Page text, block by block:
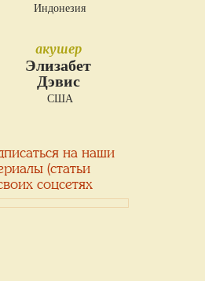
Индонезия
акушер
Элизабет
Дэвис
США
на наши
(статьи
соцсетях